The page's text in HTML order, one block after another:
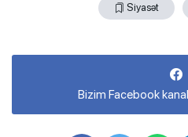
Siyasət
Bizim Facebook